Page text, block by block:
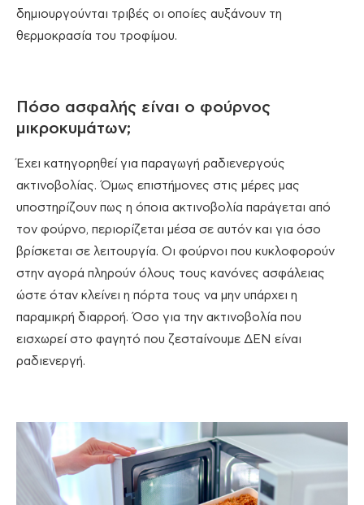
δημιουργούνται τριβές οι οποίες αυξάνουν τη
θερμοκρασία του τροφίμου.
Πόσο ασφαλής είναι ο φούρνος
μικροκυμάτων;
Έχει κατηγορηθεί για παραγωγή ραδιενεργούς
ακτινοβολίας. Όμως επιστήμονες στις μέρες μας
υποστηρίζουν πως η όποια ακτινοβολία παράγεται από
τον φούρνο, περιορίζεται μέσα σε αυτόν και για όσο
βρίσκεται σε λειτουργία. Οι φούρνοι που κυκλοφορούν
στην αγορά πληρούν όλους τους κανόνες ασφάλειας
ώστε όταν κλείνει η πόρτα τους να μην υπάρχει η
παραμικρή διαρροή. Όσο για την ακτινοβολία που
εισχωρεί στο φαγητό που ζεσταίνουμε ΔΕΝ είναι
ραδιενεργή.